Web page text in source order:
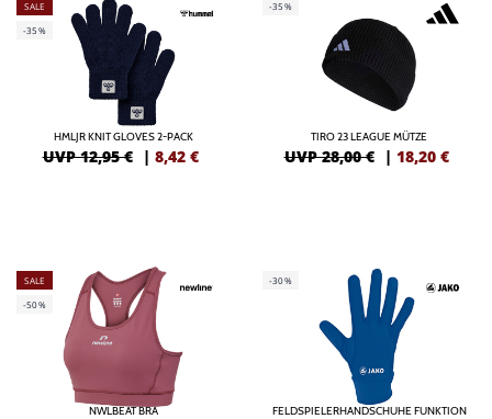
SALE
-35%
HMLJR KNIT GLOVES 2-PACK
UVP 12,95 € | 8,42 €
-35%
TIRO 23 LEAGUE MÜTZE
UVP 28,00 € | 18,20 €
SALE
-50%
NWLBEAT BRA
-30%
FELDSPIELERHANDSCHUHE FUNKTION